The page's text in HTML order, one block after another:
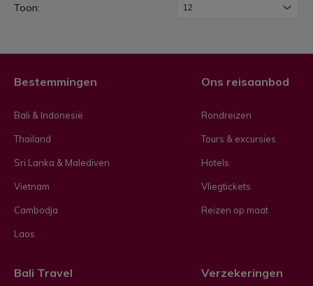
b
Toon:
Bestemmingen
Bali & Indonesië
Thailand
Sri Lanka & Malediven
Vietnam
Cambodja
Laos
Ons reisaanbod
Rondreizen
Tours & excursies
Hotels
Vliegtickets
Reizen op maat
Bali Travel Verzekeringen